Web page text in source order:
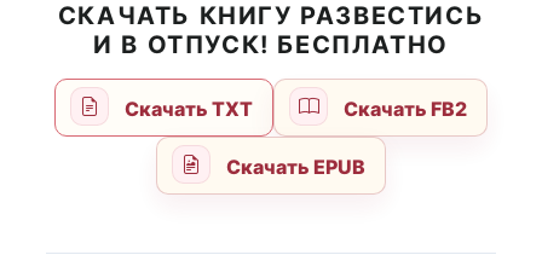
СКАЧАТЬ КНИГУ РАЗВЕСТИСЬ
И В ОТПУСК! БЕСПЛАТНО
Скачать TXT Скачать FB2
Скачать EPUB